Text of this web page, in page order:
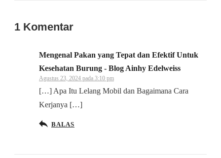
1 Komentar
Mengenal Pakan yang Tepat dan Efektif Untuk
Kesehatan Burung - Blog Ainhy Edelweiss
Agustus 23, 2024 pada 3:10 pm
[…] Apa Itu Lelang Mobil dan Bagaimana Cara
Kerjanya […]
BALAS